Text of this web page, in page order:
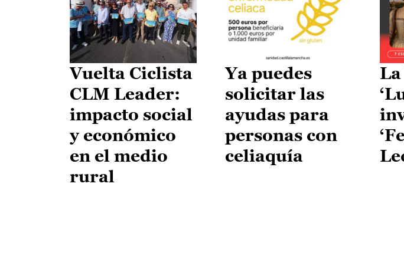
Vuelta Ciclista
CLM Leader:
impacto social
y económico
en el medio
rural
Ya puedes
solicitar las
ayudas para
personas con
celiaquía